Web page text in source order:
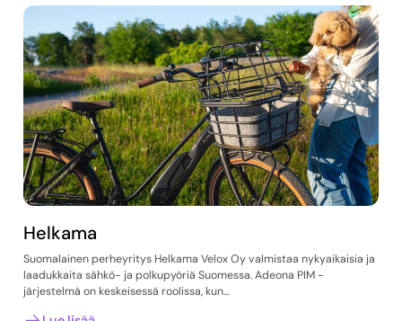
Helkama
Suomalainen perheyritys Helkama Velox Oy valmistaa nykyaikaisia ja
laadukkaita sähkö- ja polkupyöriä Suomessa. Adeona PIM -
järjestelmä on keskeisessä roolissa, kun…